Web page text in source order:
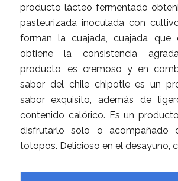
producto lácteo fermentado
pasteurizada inoculada con
forman la cuajada, cuajada que
obtiene la consistencia
producto, es cremoso y en
sabor del chile chipotle es un
sabor exquisito, además de
contenido calórico. Es un
disfrutarlo solo o acompañado
totopos. Delicioso en el desayuno,